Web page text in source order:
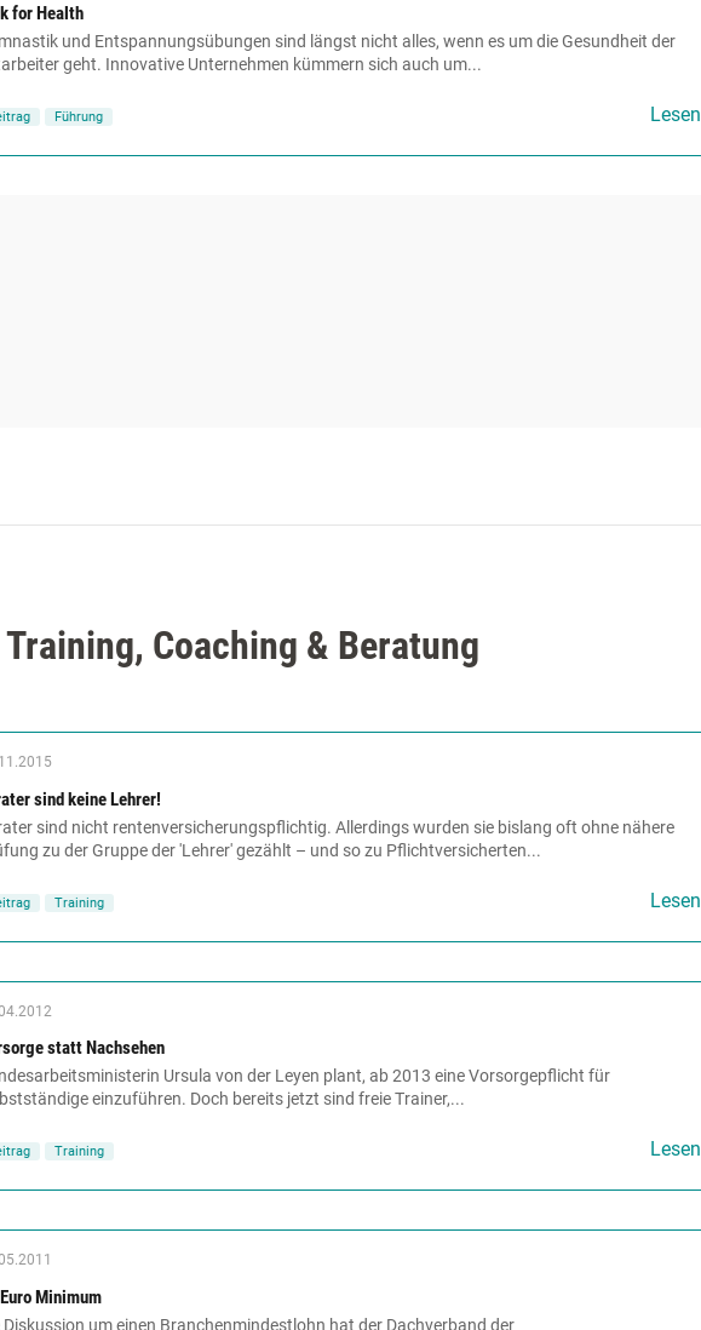
for Health
und Entspannungsübungen sind längst nicht alles, wenn es um die Gesundheit der
geht. Innovative Unternehmen kümmern sich auch um...
Führung Lesen
Coaching & Beratung
sind keine Lehrer!
sind nicht rentenversicherungspflichtig. Allerdings wurden sie bislang oft ohne nähere
zu der Gruppe der 'Lehrer' gezählt – und so zu Pflichtversicherten...
Training Lesen
statt Nachsehen
Ursula von der Leyen plant, ab 2013 eine Vorsorgepflicht für
einzuführen. Doch bereits jetzt sind freie Trainer,...
Training Lesen
Minimum
Diskussion um einen Branchenmindestlohn hat der Dachverband der